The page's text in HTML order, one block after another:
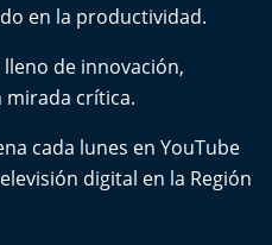
en la productividad.
de innovación,
mirada crítica.
cada lunes en YouTube
digital en la Región